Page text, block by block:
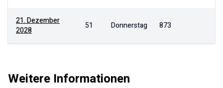
21. Dezember
2028
51 Donnerstag 873
Weitere Informationen